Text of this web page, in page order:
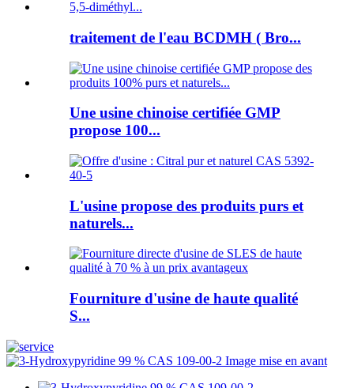
traitement de l'eau BCDMH ( Bro...
Une usine chinoise certifiée GMP
propose 100...
L'usine propose des produits purs et
naturels...
Fourniture d'usine de haute qualité
S...